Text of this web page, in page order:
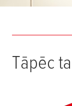
Tāpēc